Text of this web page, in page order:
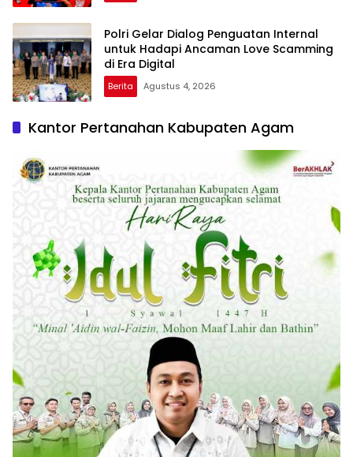
Polri Gelar Dialog Penguatan Internal
untuk Hadapi Ancaman Love Scamming
di Era Digital
Berita Agustus 4, 2026
Kantor Pertanahan Kabupaten Agam